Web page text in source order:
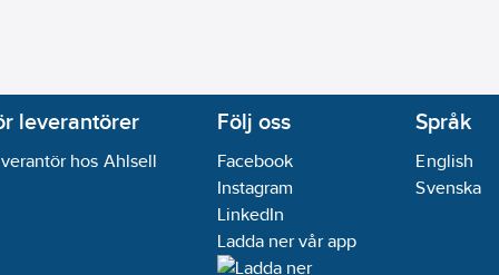
leverantörer
hos Ahlsell
Följ oss
Facebook
Instagram
LinkedIn
Ladda ner vår app
Språk
English
Svenska